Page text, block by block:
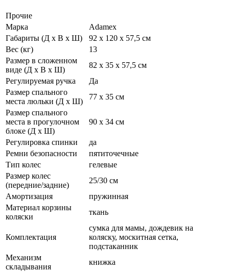
Прочие
Марка
Adamex
Габариты (Д х В х Ш)
92 х 120 х 57,5 см
Вес (кг)
13
Размер в сложенном
виде (Д х В х Ш)
82 х 35 х 57,5 см
Регулируемая ручка
Да
Размер спального
места люльки (Д х Ш)
77 х 35 см
Размер спального
места в прогулочном
блоке (Д х Ш)
90 х 34 см
Регулировка спинки
да
Ремни безопасности
пятиточечные
Тип колес
гелевые
Размер колес
(передние/задние)
25/30 см
Амортизация
пружинная
Материал корзины
коляски
ткань
Комплектация
сумка для мамы, дождевик на
коляску, москитная сетка,
подстаканник
Механизм
складывания
книжка